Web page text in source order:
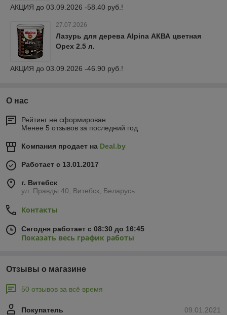
АКЦИЯ до 03.09.2026 -58.40 руб.!
27.07.2026
Лазурь для дерева Alpina АКВА цветная
Орех 2.5 л.
АКЦИЯ до 03.09.2026 -46.90 руб.!
О нас
Рейтинг не сформирован
Менее 5 отзывов за последний год
Компания продает на Deal.by
Работает с 13.01.2017
г. Витебск
ул. Правды 40, Витебск, Беларусь
Контакты
Сегодня работает с 08:30 до 16:45
Показать весь график работы
Отзывы о магазине
50 отзывов за всё время
09.01.2021
Покупатель